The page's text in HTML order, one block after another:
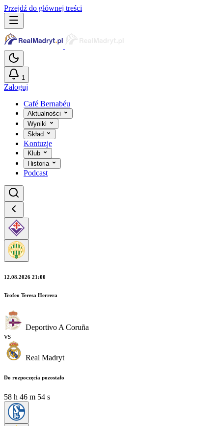
Przejdź do głównej treści
1
Zaloguj
Café Bernabéu
Aktualności
Wyniki
Skład
Kontuzje
Klub
Historia
Podcast
12.08.2026 21:00
Trofeo Teresa Herrera
Deportivo A Coruña
vs
Real Madryt
Do rozpoczęcia pozostało
58 h 46 m 53 s